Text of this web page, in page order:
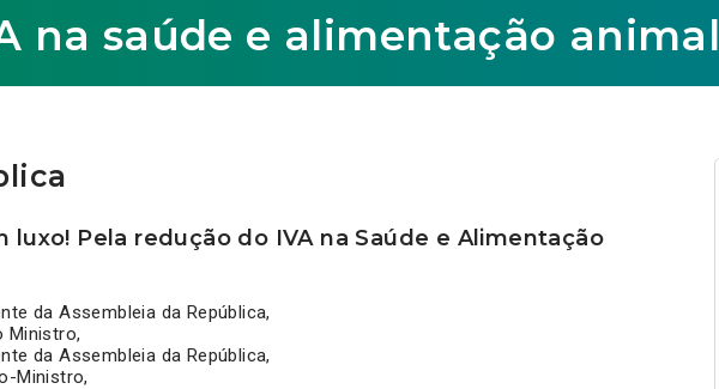
na saúde e alimentação animal
luxo! Pela redução do IVA na Saúde e Alimentação
da Assembleia da República,
Ministro,
da Assembleia da República,
Ministro,